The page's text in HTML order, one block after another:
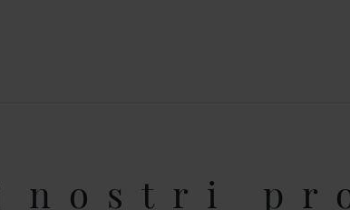
nostri